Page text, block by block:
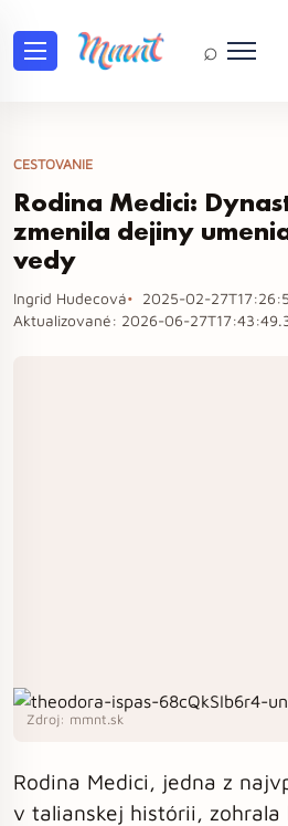
⌕
CESTOVANIE
Rodina Medici:
zmenila dejiny
vedy
Ingrid Hudecová
2025-02-
Aktualizované: 2026-06-
Zdroj: mmnt.sk
Rodina Medici, jedna z
v talianskej histórii, zohrala